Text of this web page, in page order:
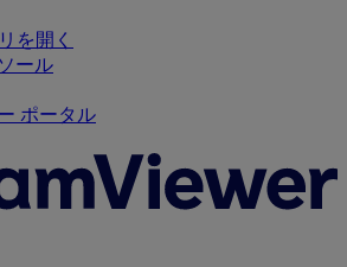
を開く
ール
ポータル